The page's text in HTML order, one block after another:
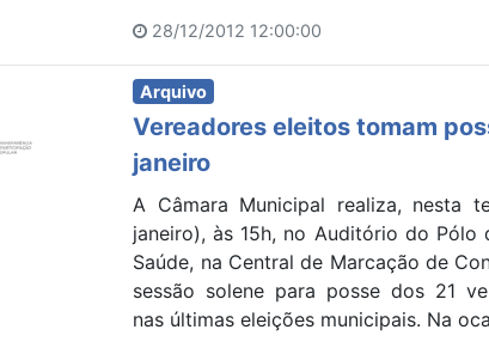
28/12/2012 12:00:00
Arquivo
Vereadores eleitos tomam
janeiro
A Câmara Municipal realiza, nesta
janeiro), às 15h, no Auditório do Pólo
Saúde, na Central de Marcação de
sessão solene para posse dos 21
nas últimas eleições municipais. Na